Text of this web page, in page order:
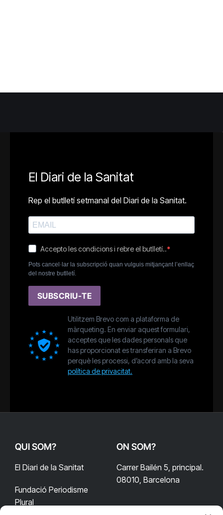
El Diari de la Sanitat
Rep el butlletí setmanal del Diari de la Sanitat.
Accepto les condicions i rebre el butlletí..
Pots cancel·lar la subscripció quan vulguis mitjançant l’enllaç
del nostre butlletí.
SUBSCRIU-TE
Utilitzem Brevo com a plataforma de
màrqueting. En enviar aquest formulari,
acceptes que les dades personals que
has proporcionat es transferiran a Brevo
perquè les processi, d’acord amb la seva
política de privacitat.
QUI SOM?
El Diari de la Sanitat
Fundació Periodisme
Plural
ON SOM?
Carrer Bailén 5, principal.
08010, Barcelona